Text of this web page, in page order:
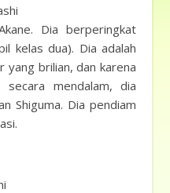
Dia berperingkat
kelas dua). Dia adalah
yang brilian, dan karena
mendalam, dia
Shiguma. Dia pendiam